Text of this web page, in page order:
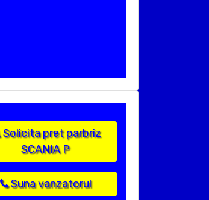
Solicita pret parbriz
SCANIA P
Suna vanzatorul